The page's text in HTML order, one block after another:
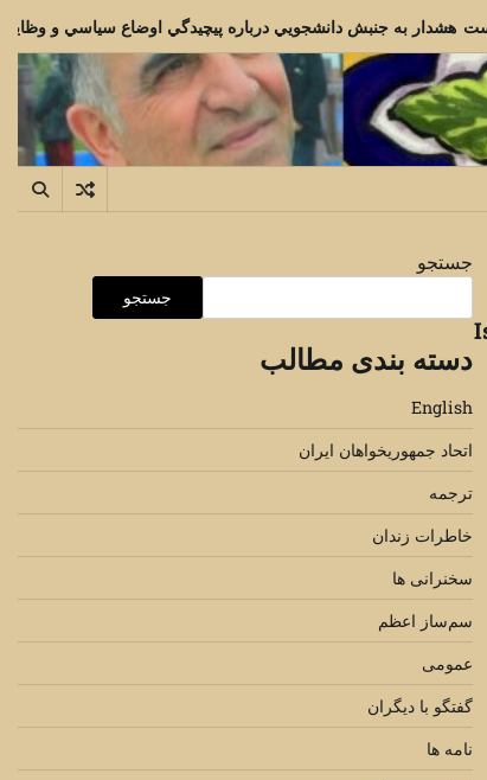
خرداد مترادف نيست هشدار به جنبش دانشجويي درباره پيچيدگي
جستجو
جستجو
دسته بندی مطالب
English
اتحاد جمهوریخواهان ایران
ترجمه
خاطرات زندان
سخنرانی ها
سم‌ساز اعظم
عمومی
گفتگو با دیگران
نامه ها